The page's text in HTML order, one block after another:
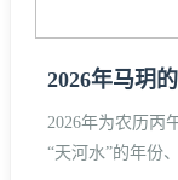
2026年马玥
2026年为农历丙
“天河水”的年份